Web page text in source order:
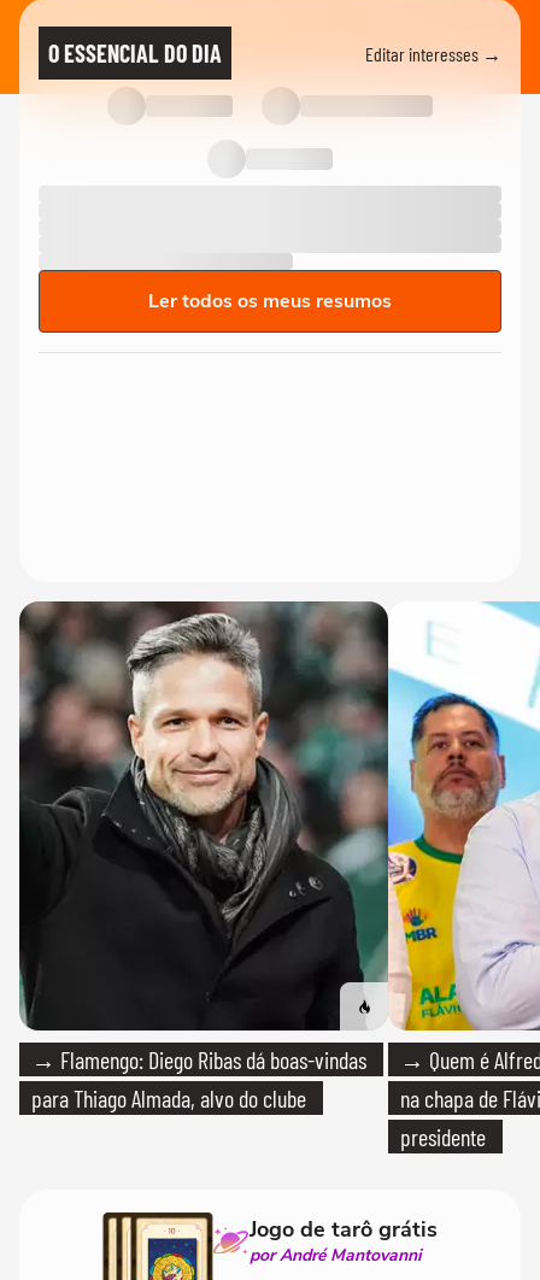
O ESSENCIAL DO DIA Editar interesses →
Ler todos os meus resumos
→ Flamengo: Diego Ribas dá boas-vindas
para Thiago Almada, alvo do clube
→ Quem é
na chapa de
presidente
Jogo de tarô grátis
por André Mantovanni